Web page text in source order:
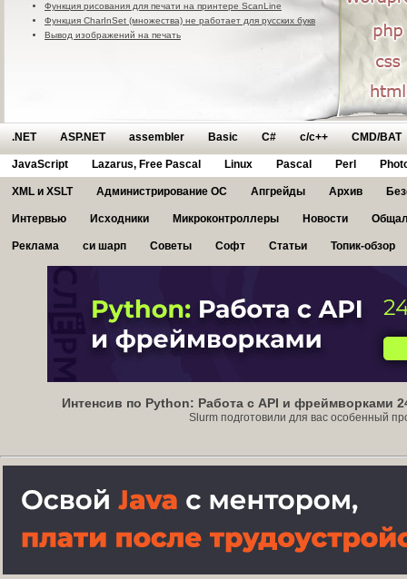
Функция рисования для печати на принтере ScanLine
Функция CharInSet (множества) не работает для русских букв
Вывод изображений на печать
.NET ASP.NET assembler Basic C# c/c++ CMD/BAT
JavaScript Lazarus, Free Pascal Linux Pascal Perl
XML и XSLT Администрирование ОС Апгрейды Архив
Интервью Исходники Микроконтроллеры Новости
Реклама си шарп Советы Софт Статьи Топик-обзор
Интенсив по Python: Работа с API и фреймворками
Slurm подготовили для вас особенный